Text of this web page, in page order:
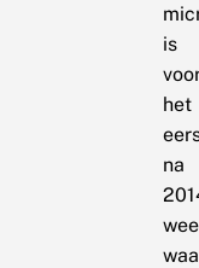
is
het
na